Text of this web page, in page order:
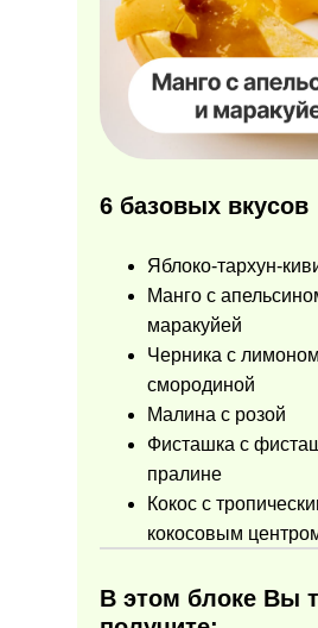
Яблоко-тархун-
Манго с
маракуйей
Черника с
смородиной
Малина с розой
Фисташка с
пралине
Кокос с
кокосовым
6 базовых вкусов
В этом блоке Вы